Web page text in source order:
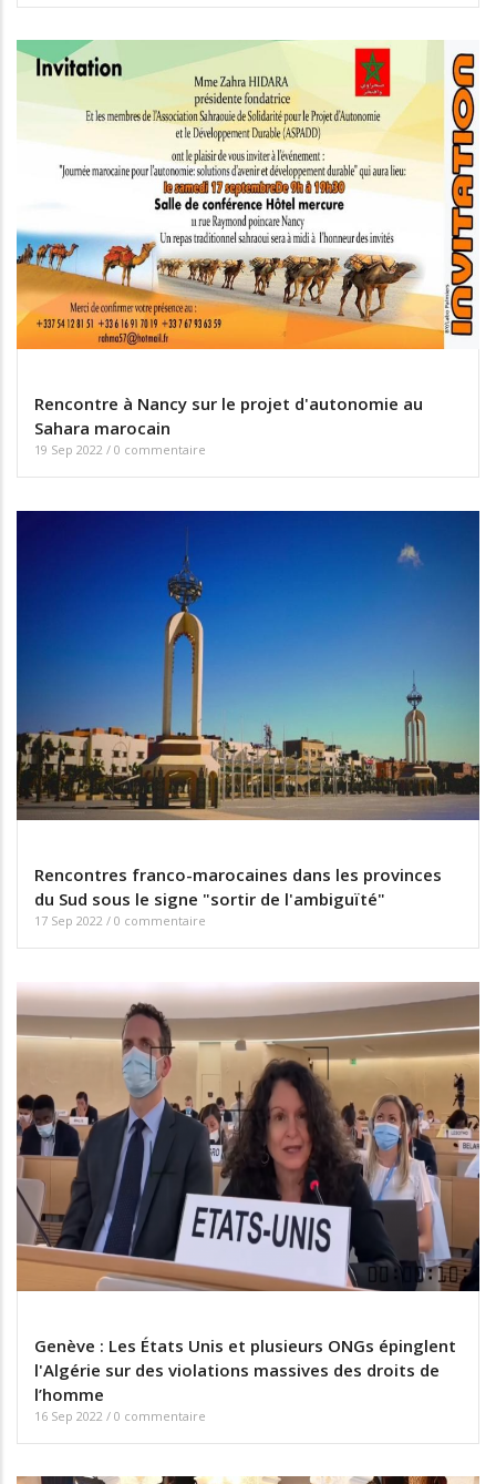
Rencontre à Nancy sur le projet d'autonomie au
Sahara marocain
19 Sep 2022 / 0 commentaire
Rencontres franco-marocaines dans les provinces
du Sud sous le signe "sortir de l'ambiguïté"
17 Sep 2022 / 0 commentaire
Genève : Les États Unis et plusieurs ONGs épinglent
l'Algérie sur des violations massives des droits de
l’homme
16 Sep 2022 / 0 commentaire